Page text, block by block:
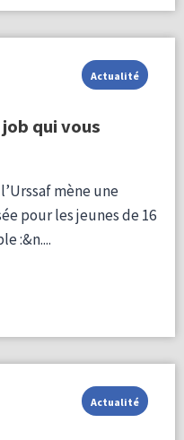
Actualité
qui vous
mène une
pour les jeunes de 16
:&n....
Actualité